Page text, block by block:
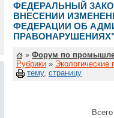
ФЕДЕРАЛЬНЫЙ
ВНЕСЕНИИ
ФЕДЕРАЦИИ ОБ
» Форум по
Рубрики » Экологические
тему, страницу